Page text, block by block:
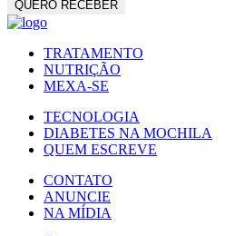
TRATAMENTO
NUTRIÇÃO
MEXA-SE
TECNOLOGIA
DIABETES NA MOCHILA
QUEM ESCREVE
CONTATO
ANUNCIE
NA MÍDIA